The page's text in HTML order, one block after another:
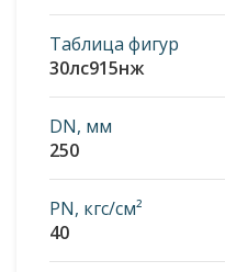
Таблица фигур
30лс915нж
DN, мм
250
PN, кгс/см²
40